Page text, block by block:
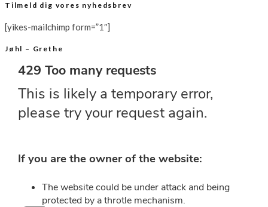
Tilmeld dig vores nyhedsbrev
[yikes-mailchimp form=”1″]
Jøhl – Grethe